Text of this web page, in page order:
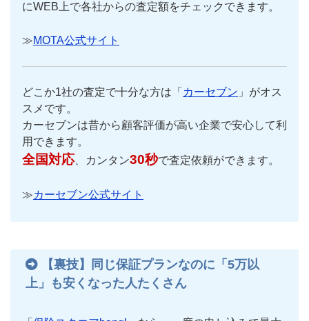
にWEB上で各社からの査定額をチェックできます。
≫MOTA公式サイト
どこか1社の査定で十分な方は「 カーセブン 」がオス
スメです。
カーセブンは昔から顧客評価が高い企業で安心して利
用できます。
全国対応、カンタン30秒で査定依頼ができます。
≫カーセブン公式サイト
【裏技】同じ保証プランなのに「5万以
上」も安くなった人たくさん